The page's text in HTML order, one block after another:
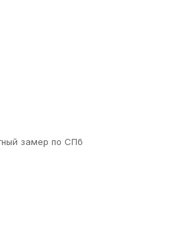
замер по СПб